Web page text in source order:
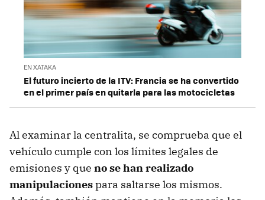
EN XATAKA
El futuro incierto de la ITV: Francia se ha convertido
en el primer país en quitarla para las motocicletas
Al examinar la centralita, se comprueba que el
vehículo cumple con los límites legales de
emisiones y que no se han realizado
manipulacionespara saltarse los mismos.